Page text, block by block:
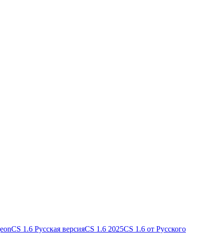
CS 1.6 Русская версияCS 1.6 2025CS 1.6 от Русского